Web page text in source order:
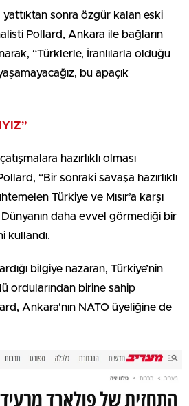
yattıktan sonra özgür kalan eski
Pollard, Ankara ile bağların
“Türklerle, İranlılarla olduğu
bu apaçık
hazırlıklı olması
“Bir sonraki savaşa hazırlıklı
Türkiye ve Mısır’a karşı
Dünyanın daha evvel görmediği bir
kullandı.
bilgiye nazaran, Türkiye’nin
ordularından birine sahip
Ankara’nın NATO üyeliğine de